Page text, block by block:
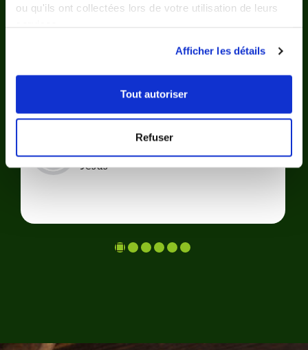
ou qu'ils ont collectées lors de votre utilisation de leurs
Afficher les détails
Tout autoriser
Refuser
Jesus